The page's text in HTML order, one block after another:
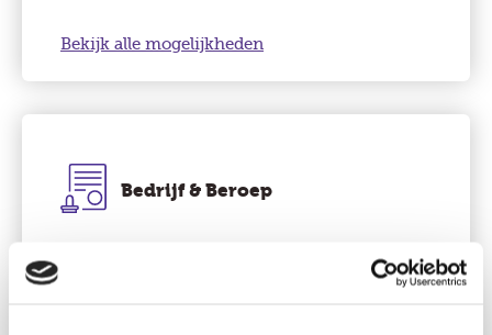
Bekijk alle mogelijkheden
Bedrijf & Beroep